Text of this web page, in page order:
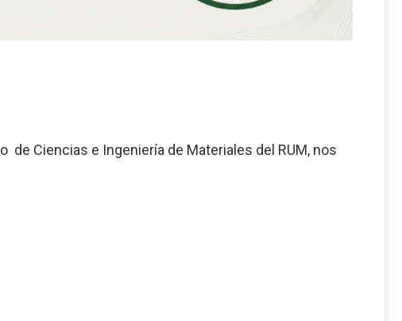
de Ciencias e Ingeniería de Materiales del RUM, nos